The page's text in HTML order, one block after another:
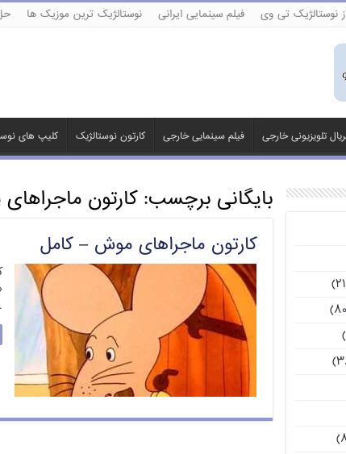
نوستالژیک تی وی فیلم سینمایی ایرانی نوستالژیک ترین موزیک ها
تلویزیونی خارجی فیلم سینمایی خارجی کارتون نوستالژیک کلیپ های
بایگانی برچسب:کارتون
کارتون ماجراهای موش – کامل